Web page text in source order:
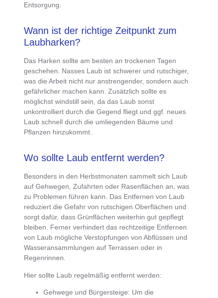
Entsorgung.
Wann ist der richtige Zeitpunkt zum
Laubharken?
Das Harken sollte am besten an trockenen Tagen
geschehen
Nasses Laub ist schwerer und rutschiger,
was die Arbeit nicht nur anstrengender, sondern auch
gefährlicher machen kann. Zusätzlich sollte es
möglichst windstill sein, da das Laub sonst
unkontrolliert durch die Gegend fliegt und ggf. neues
Laub schnell durch die umliegenden Bäume und
Pflanzen hinzukommt.
Wo sollte Laub entfernt werden?
Besonders in den Herbstmonaten sammelt sich Laub
auf Gehwegen, Zufahrten oder Rasenflächen an, was
zu Problemen führen kann. Das Entfernen von Laub
reduziert die Gefahr von rutschigen Oberflächen und
sorgt dafür, dass Grünflächen weiterhin gut gepflegt
bleiben. Ferner verhindert das rechtzeitige Entfernen
von Laub mögliche Verstopfungen von Abflüssen und
Wasseransammlungen auf Terrassen oder in
Regenrinnen.
Hier sollte Laub regelmäßig entfernt werden:
Gehwege und Bürgersteige: Um die